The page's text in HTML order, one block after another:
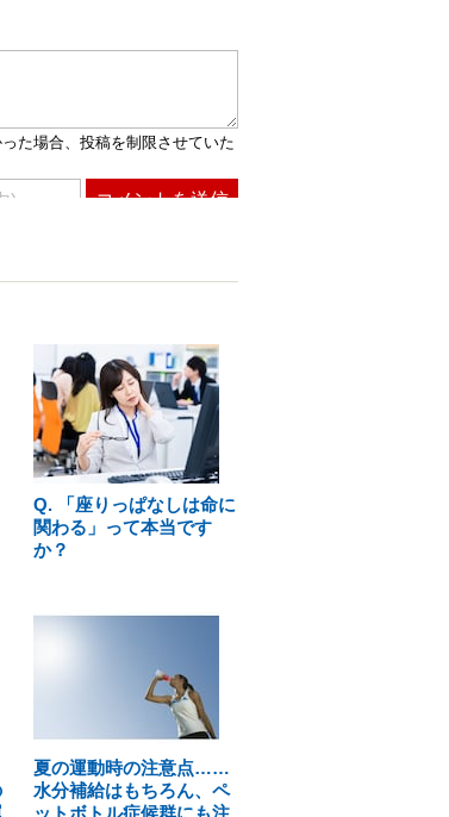
Q. 「座りっぱなしは命に
関わる」って本当です
か？
夏の運動時の注意点……
水分補給はもちろん、ペ
ットボトル症候群にも注